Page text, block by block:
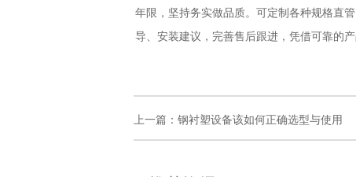
年限，坚持务实做品质。可定制各种规格直
导、安装建议，完善售后跟进，凭借可靠的
上一篇： 钢衬塑设备该如何正确选型与使用